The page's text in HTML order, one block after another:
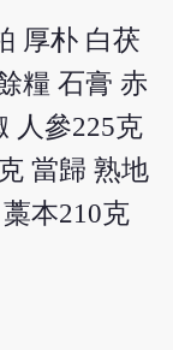
厚朴 白茯
糧 石膏 赤
人參225克
當歸 熟地
本210克